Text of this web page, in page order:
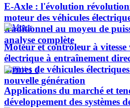
E-Axle : l'évolution
moteur des véhicules
traditionnel au moyeu de
analyse complète
Moteur et contrôleur à
électrique à entraînement
formes de véhicules
nouvelle génération
Applications du marché et
développement des systèmes